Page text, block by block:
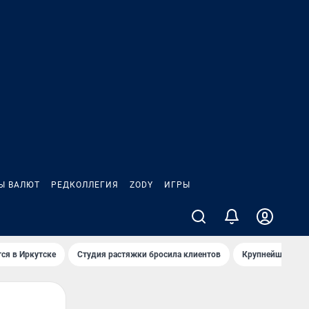
ВАЛЮТ РЕДКОЛЛЕГИЯ ZODY ИГРЫ
в Иркутске Студия растяжки бросила клиентов Крупнейшие